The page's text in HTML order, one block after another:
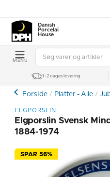
Danish
Porcelain
House
MENU
1-2 dages levering
Forside Platter - Alle
ELGPORSLIN
Elgporslin Svensk
1884-1974
SPAR 56%